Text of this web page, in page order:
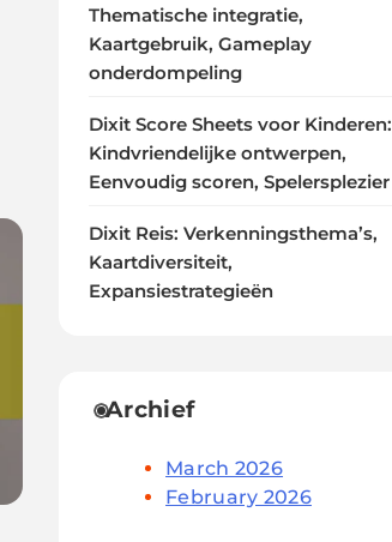
Thematische integratie,
Kaartgebruik, Gameplay
onderdompeling
Dixit Score Sheets voor Kinderen:
Kindvriendelijke ontwerpen,
Eenvoudig scoren, Spelersplezier
Dixit Reis: Verkenningsthema’s,
Kaartdiversiteit,
Expansiestrategieën
Archief
March 2026
February 2026